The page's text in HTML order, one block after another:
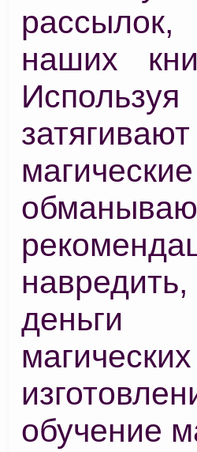
наших
деньги
обучение